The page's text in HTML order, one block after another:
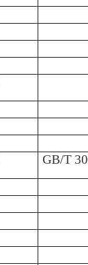
GB/T